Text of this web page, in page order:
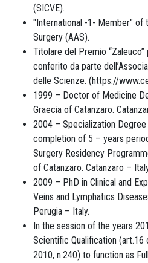
(SICVE).
"International -1- Member" of
Surgery (AAS).
Titolare del Premio
conferito da parte
delle Scienze. (https://
1999 – Doctor of Medicine
Graecia of Catanzaro.
2004 – Specialization
completion of 5 – years
Surgery Residency
of Catanzaro. Catanzaro –
2009 – PhD in Clinical and
Veins and Lymphatics
Perugia – Italy.
In the session of the years
Scientific Qualification
2010, n.240) to function as